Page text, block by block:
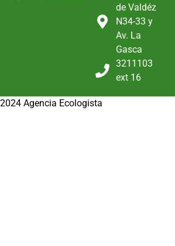
de Valdéz
N34-33 y
Av. La
Gasca
3211103
ext 16
2024 Agencia Ecologista